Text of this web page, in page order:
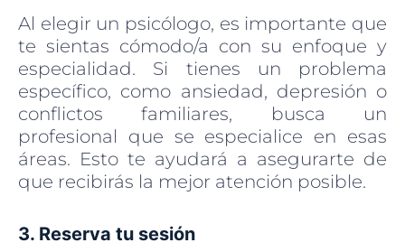
Al elegir un psicólogo, es importante que
te sientas cómodo/a con su enfoque y
especialidad. Si tienes un problema
específico, como ansiedad, depresión o
conflictos familiares, busca un
profesional que se especialice en esas
áreas. Esto te ayudará a asegurarte de
que recibirás la mejor atención posible.
3. Reserva tu sesión